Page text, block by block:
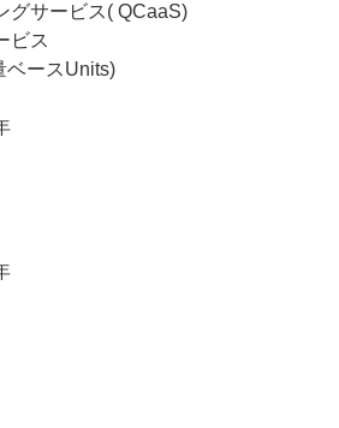
グサービス( QCaaS)
ビス
ベースUnits)